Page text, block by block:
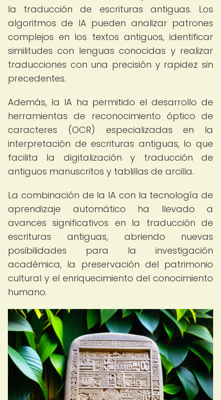
la traducción de escrituras antiguas. Los
algoritmos de IA pueden analizar patrones
complejos en los textos antiguos, identificar
similitudes con lenguas conocidas y realizar
traducciones con una precisión y rapidez sin
precedentes.
Además, la IA ha permitido el desarrollo de
herramientas de reconocimiento óptico de
caracteres (OCR) especializadas en la
interpretación de escrituras antiguas, lo que
facilita la digitalización y traducción de
antiguos manuscritos y tablillas de arcilla.
La combinación de la IA con la tecnología de
aprendizaje automático ha llevado a
avances significativos en la traducción de
escrituras antiguas, abriendo nuevas
posibilidades para la investigación
académica, la preservación del patrimonio
cultural y el enriquecimiento del conocimiento
humano.